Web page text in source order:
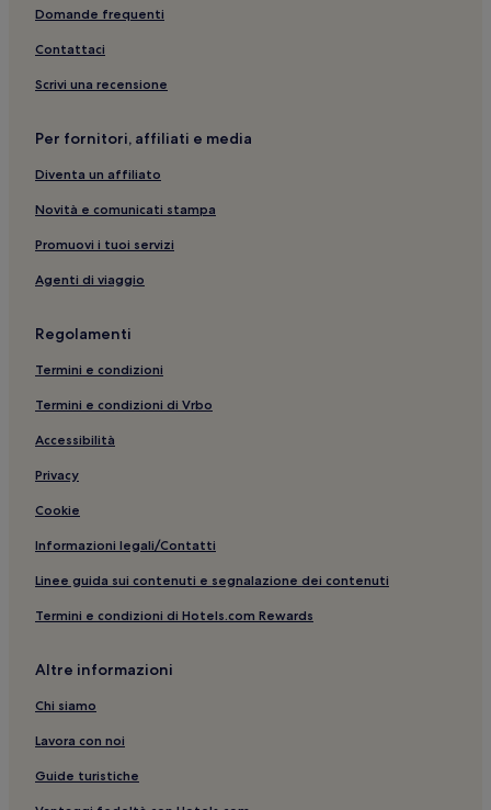
Fontevivo: hotel
Salsomaggiore Terme: Hotel con sorgente termale
Labirinto della Masone: hotel nelle vicinanze
Stazione di Fidenza: hotel nelle vicinanze
Casa Natale di Giuseppe Verdi: hotel nelle vicinanze
Noceto: hotel
San Vittore: hotel
Borio: hotel
Besenzone: hotel
Castelnuovo Fogliani: hotel
Varano Marchesi: hotel
Pasticeria Capetta di Capetta Emanuele: hotel nelle vicinanze
Toccalmatto: hotel
Chiusa Ferranda: hotel
Molinetto: hotel
Museo di Casa Barezzi: hotel nelle vicinanze
Fidenza: hotel
Gazzolo: hotel
Cortina: hotel
Ponte Taro: hotel
Bagni di Tabiano: hotel
Bagni di Tabiano: Hotel per famiglie
Domande frequenti
Contattaci
Scrivi una recensione
Per fornitori, affiliati e media
Diventa un affiliato
Novità e comunicati stampa
Promuovi i tuoi servizi
Agenti di viaggio
Regolamenti
Termini e condizioni
Termini e condizioni di Vrbo
Accessibilità
Privacy
Cookie
Informazioni legali/Contatti
Linee guida sui contenuti e segnalazione dei contenuti
Termini e condizioni di Hotels.com Rewards
Altre informazioni
Chi siamo
Lavora con noi
Guide turistiche